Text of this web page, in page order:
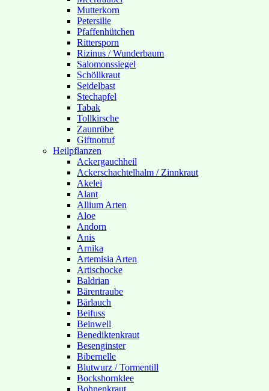
Mutterkorn
Petersilie
Pfaffenhütchen
Rittersporn
Rizinus / Wunderbaum
Salomonssiegel
Schöllkraut
Seidelbast
Stechapfel
Tabak
Tollkirsche
Zaunrübe
Giftnotruf
Heilpflanzen
Ackergauchheil
Ackerschachtelhalm / Zinnkraut
Akelei
Alant
Allium Arten
Aloe
Andorn
Anis
Arnika
Artemisia Arten
Artischocke
Baldrian
Bärentraube
Bärlauch
Beifuss
Beinwell
Benediktenkraut
Besenginster
Bibernelle
Blutwurz / Tormentill
Bockshornklee
Bohnenkraut